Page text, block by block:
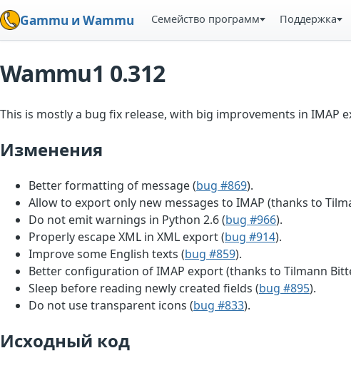
Gammu и Wammu Семейство программ Поддержка
Wammu1 0.312
This is mostly a bug fix release, with big improvements in IMAP
Изменения
Better formatting of message (bug #869).
Allow to export only new messages to IMAP (thanks to
Do not emit warnings in Python 2.6 (bug #966).
Properly escape XML in XML export (bug #914).
Improve some English texts (bug #859).
Better configuration of IMAP export (thanks to Tilmann
Sleep before reading newly created fields (bug #895).
Do not use transparent icons (bug #833).
Исходный код